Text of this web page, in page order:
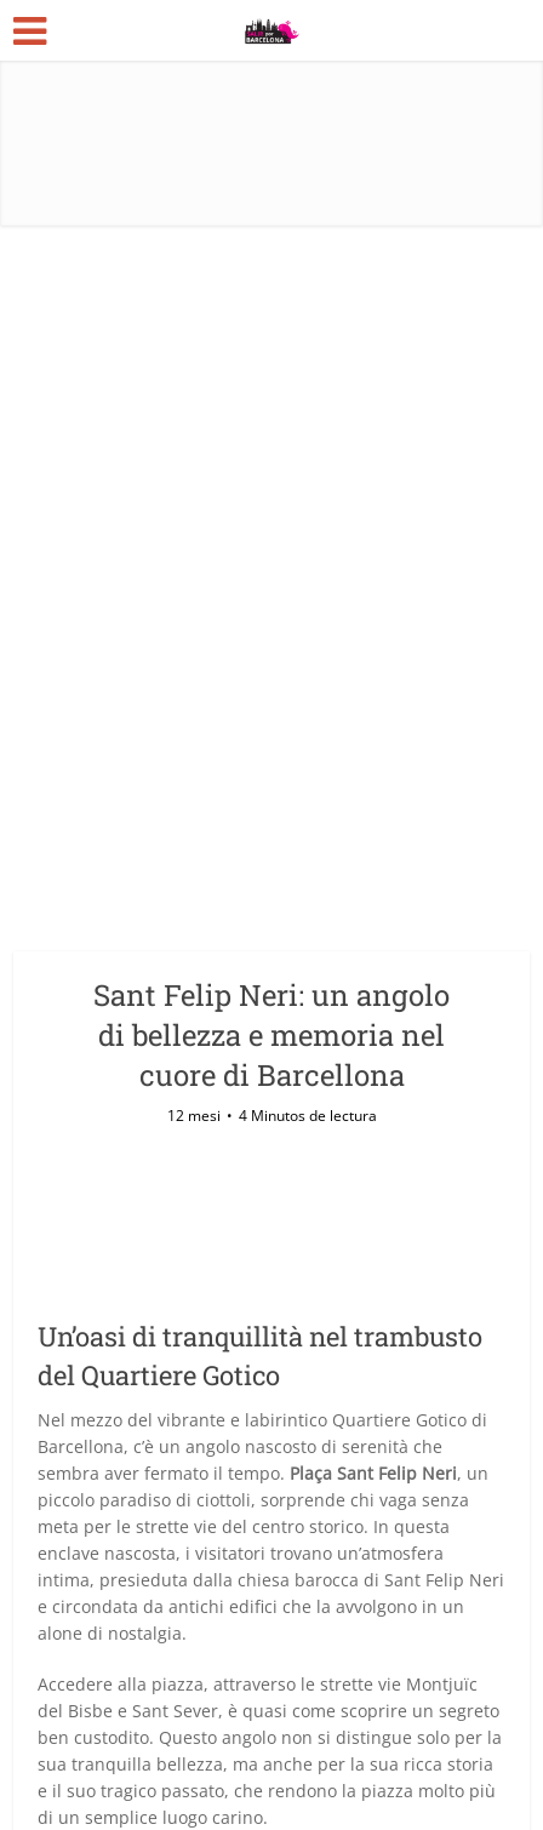
Sant Felip Neri: un angolo
di bellezza e memoria nel
cuore di Barcellona
12 mesi 4 Minutos de lectura
Un’oasi di tranquillità nel trambusto
del Quartiere Gotico
Nel mezzo del vibrante e labirintico Quartiere Gotico di
Barcellona, c’è un angolo nascosto di serenità che
sembra aver fermato il tempo. Plaça Sant Felip Neri, un
piccolo paradiso di ciottoli, sorprende chi vaga senza
meta per le strette vie del centro storico. In questa
enclave nascosta, i visitatori trovano un’atmosfera
intima, presieduta dalla chiesa barocca di Sant Felip Neri
e circondata da antichi edifici che la avvolgono in un
alone di nostalgia.
Accedere alla piazza, attraverso le strette vie Montjuïc
del Bisbe e Sant Sever, è quasi come scoprire un segreto
ben custodito. Questo angolo non si distingue solo per la
sua tranquilla bellezza, ma anche per la sua ricca storia
e il suo tragico passato, che rendono la piazza molto più
di un semplice luogo carino.